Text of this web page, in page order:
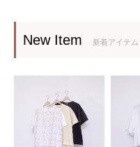
New Item 新着アイテム